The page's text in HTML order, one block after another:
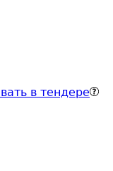
в тендере